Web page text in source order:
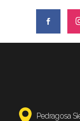
Pedragosa